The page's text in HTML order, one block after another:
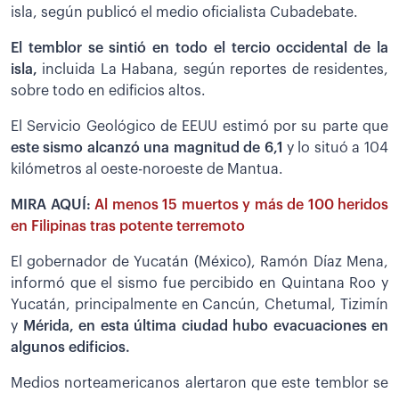
isla, según publicó el medio oficialista Cubadebate.
El temblor se sintió en todo el tercio occidental de la
isla, incluida La Habana, según reportes de residentes,
sobre todo en edificios altos.
El Servicio Geológico de EEUU estimó por su parte que
este sismo alcanzó una magnitud de 6,1 y lo situó a 104
kilómetros al oeste-noroeste de Mantua.
MIRA AQUÍ: Al menos 15 muertos y más de 100 heridos
en Filipinas tras potente terremoto
El gobernador de Yucatán (México), Ramón Díaz Mena,
informó que el sismo fue percibido en Quintana Roo y
Yucatán, principalmente en Cancún, Chetumal, Tizimín
y Mérida, en esta última ciudad hubo evacuaciones en
algunos edificios.
Medios norteamericanos alertaron que este temblor se